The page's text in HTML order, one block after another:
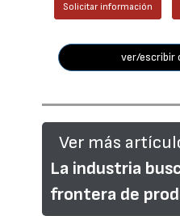
Solicitar información
ver/escribir
Ver más
La industria
frontera de